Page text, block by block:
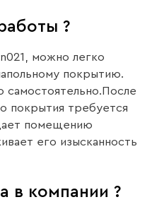
?
можно легко
покрытию.
покрытия требуется
помещению
его изысканность
в компании ?